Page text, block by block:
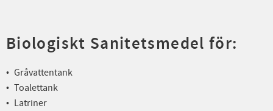
Biologiskt Sanitetsmedel för:
Gråvattentank
Toalettank
Latriner